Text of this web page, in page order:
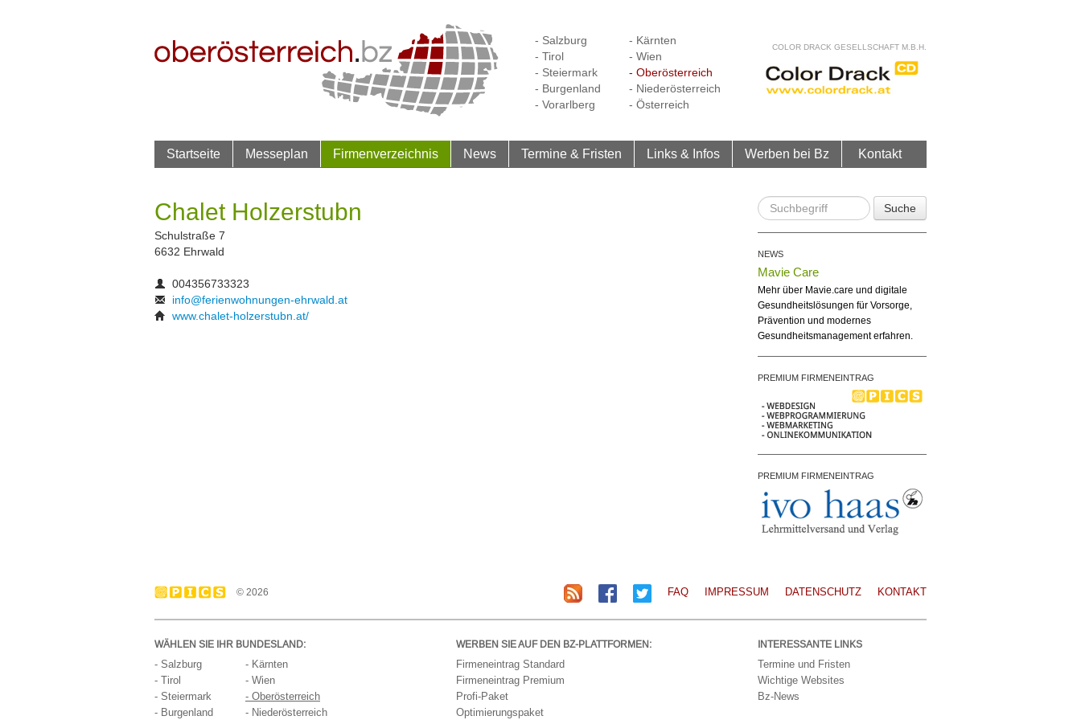
- Salzburg
- Tirol
- Steiermark
- Burgenland
- Vorarlberg
- Kärnten
- Wien
- Oberösterreich
- Niederösterreich
- Österreich
COLOR DRACK GESELLSCHAFT M.B.H.
Startseite Messeplan Firmenverzeichnis News Termine & Fristen Links & Infos Werben bei Bz Kontakt
Chalet Holzerstubn
Schulstraße 7
6632 Ehrwald
004356733323
info@ferienwohnungen-ehrwald.at
www.chalet-holzerstubn.at/
Suche
NEWS
Mavie Care
Mehr über Mavie.care und digitale
Gesundheitslösungen für Vorsorge,
Prävention und modernes
Gesundheitsmanagement erfahren.
PREMIUM FIRMENEINTRAG
PREMIUM FIRMENEINTRAG
© 2026 FAQ IMPRESSUM DATENSCHUTZ KONTAKT
WÄHLEN SIE IHR BUNDESLAND:
- Salzburg
- Tirol
- Steiermark
- Burgenland
- Kärnten
- Wien
- Oberösterreich
- Niederösterreich
WERBEN SIE AUF DEN BZ-PLATTFORMEN:
Firmeneintrag Standard
Firmeneintrag Premium
Profi-Paket
Optimierungspaket
INTERESSANTE LINKS
Termine und Fristen
Wichtige Websites
Bz-News